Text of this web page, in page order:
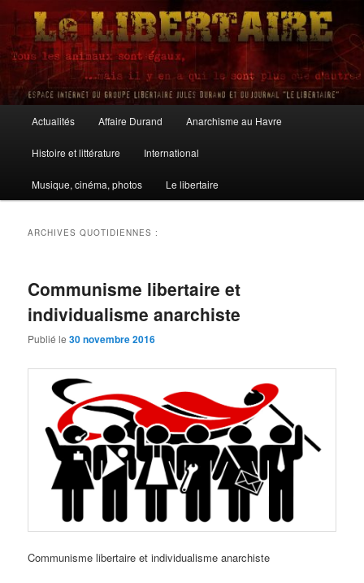
Aller
contenu
principal
Aller
contenu
secondaire
Le Libertaire
principal
Actualités Affaire Durand Anarchisme au Havre
Histoire et littérature International
Musique, cinéma, photos Le libertaire
ARCHIVES QUOTIDIENNES :
Communisme libertaire et
individualisme anarchiste
Publié le30 novembre 2016
Communisme libertaire et individualisme anarchiste